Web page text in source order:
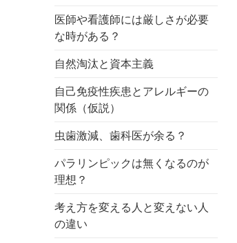
医師や看護師には厳しさが必要
な時がある？
自然淘汰と資本主義
自己免疫性疾患とアレルギーの
関係（仮説）
虫歯激減、歯科医が余る？
パラリンピックは無くなるのが
理想？
考え方を変える人と変えない人
の違い